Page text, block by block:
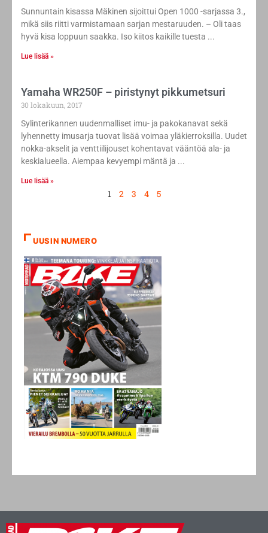
Sunnuntain kisassa Mäkinen sijoittui Open 1000 -sarjassa 3.,
mikä siis riitti varmistamaan sarjan mestaruuden. – Oli taas
hyvä kisa loppuun saakka. Iso kiitos kaikille tuesta
Lue lisää »
Yamaha WR250F – piristynyt pikkumetsuri
30 lokakuun, 2017
Sylinterikannen uudenmalliset imu- ja pakokanavat sekä
lyhennetty imusarja tuovat lisää voimaa yläkierroksilla. Uudet
nokka-akselit ja venttiilijouset kohentavat vääntöä ala- ja
keskialueella. Aiempaa kevyempi mäntä ja
Lue lisää »
1 2 3 4 5
UUSIN NUMERO